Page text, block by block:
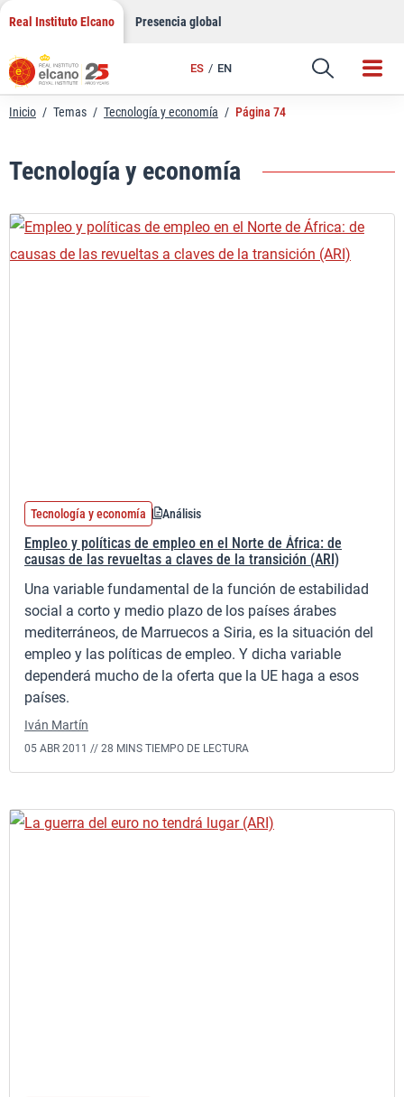
Saltar
contenido
Real Instituto Elcano Presencia global
ES EN
Inicio / Temas / Tecnología y economía / Página 74
Tecnología y economía
Tecnología y economía Análisis
Empleo y políticas de empleo en el Norte de África: de
causas de las revueltas a claves de la transición (ARI)
Una variable fundamental de la función de estabilidad
social a corto y medio plazo de los países árabes
mediterráneos, de Marruecos a Siria, es la situación del
empleo y las políticas de empleo. Y dicha variable
dependerá mucho de la oferta que la UE haga a esos
países.
Iván Martín
05 ABR 2011 // 28 MINS TIEMPO DE LECTURA